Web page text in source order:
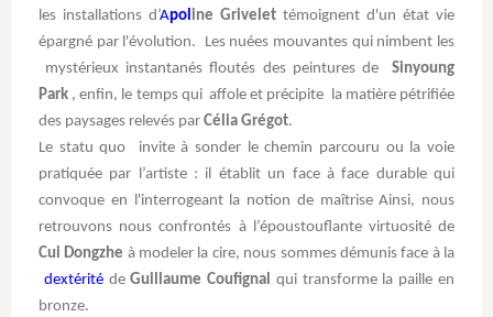
les installations d’Apoline Grivelet témoignent d'un état vie
épargné par l'évolution. Les nuées mouvantes qui nimbent les
mystérieux instantanés floutés des peintures de Sinyoung
Park , enfin, le temps qui affole et précipite la matière pétrifiée
des paysages relevés par Célia Grégot.
Le statu quo invite à sonder le chemin parcouru ou la voie
pratiquée par l’artiste : il établit un face à face durable qui
convoque en l'interrogeant la notion de maîtrise Ainsi, nous
retrouvons nous confrontés à l’époustouflante virtuosité de
Cui Dongzhe à modeler la cire, nous sommes démunis face à la
dextéritédeGuillaume Coufignal qui transforme la paille en
bronze.